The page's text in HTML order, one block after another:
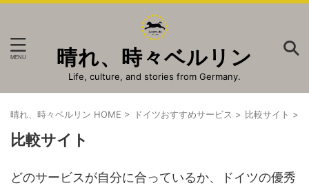
晴れ、時々ベルリン
Life, culture, and stories from Germany.
晴れ、時々ベルリン HOME > ドイツおすすめサービス > 比較サイト >
比較サイト
どのサービスが自分に合っているか、ドイツの優秀